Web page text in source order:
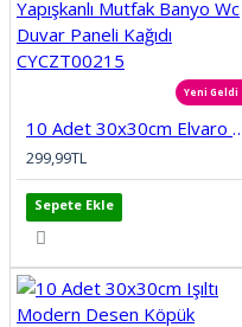
Yeni Geldi
10 Adet 30x30cm Elvaro Seramik Desen Köpük
299,99TL
Sepete Ekle